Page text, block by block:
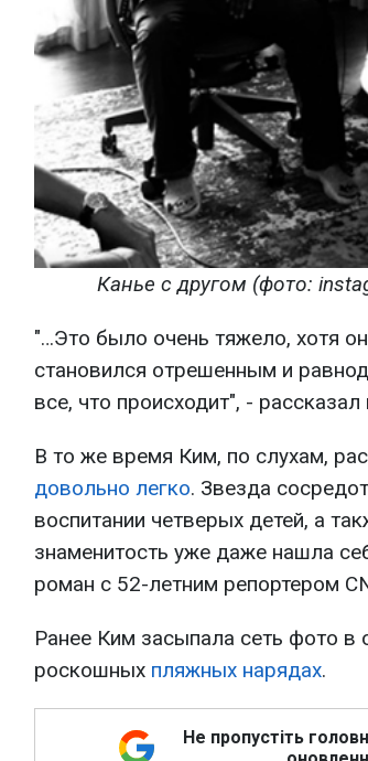
Канье с другом (фото:
"…Это было очень тяжело, хотя
становился отрешенным и
все, что происходит", -
В то же время Ким, по слухам,
довольно легко. Звезда
воспитании четверых детей, а
знаменитость уже даже нашла
роман с 52-летним репортером
Ранее Ким засыпала сеть фото в
роскошных пляжных нарядах.
Не пропустіть